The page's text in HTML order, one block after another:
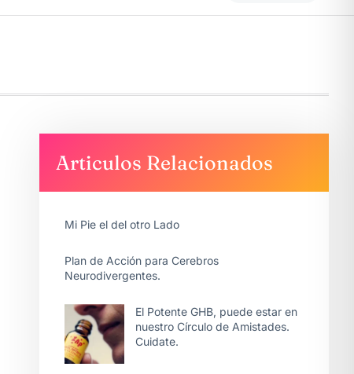
Articulos Relacionados
Mi Pie el del otro Lado
Plan de Acción para Cerebros
Neurodivergentes.
El Potente GHB, puede estar en
nuestro Círculo de Amistades.
Cuidate.